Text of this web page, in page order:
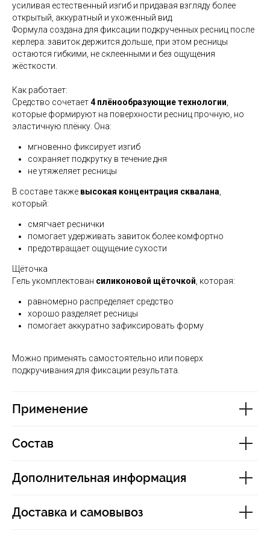
усиливая естественный изгиб и придавая взгляду более
открытый, аккуратный и ухоженный вид.
Формула создана для фиксации подкрученных ресниц после
керлера: завиток держится дольше, при этом ресницы
остаются гибкими, не склеенными и без ощущения
жёсткости.
Как работает:
Средство сочетает4 плёнообразующие технологии
которые формируют на поверхности ресниц прочную, но
эластичную плёнку. Она:
мгновенно фиксирует изгиб
сохраняет подкрутку в течение дня
не утяжеляет ресницы
В составе также высокая концентрация сквалана
который:
смягчает реснички
помогает удерживать завиток более комфортно
предотвращает ощущение сухости
Щёточка
Гель укомплектован силиконовой щёточкой , которая:
равномерно распределяет средство
хорошо разделяет ресницы
помогает аккуратно зафиксировать форму
Можно применять самостоятельно или поверх
подкручивания для фиксации результата.
Применение
Состав
Дополнительная информация
Доставка и самовывоз